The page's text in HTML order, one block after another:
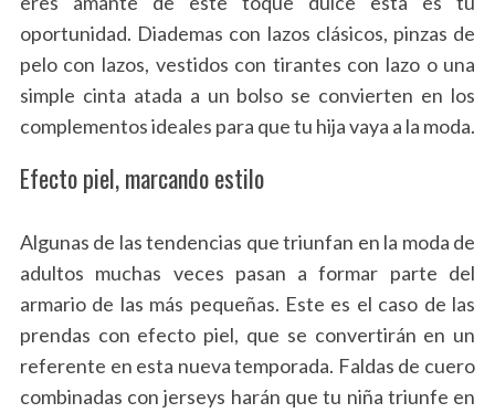
oportunidad. Diademas con lazos clásicos, pinzas de
pelo con lazos, vestidos con tirantes con lazo o una
simple cinta atada a un bolso se convierten en los
complementos ideales para que tu hija vaya a la moda.
Efecto piel, marcando estilo
Algunas de las tendencias que triunfan en la moda de
adultos muchas veces pasan a formar parte del
armario de las más pequeñas. Este es el caso de las
prendas con efecto piel, que se convertirán en un
referente en esta nueva temporada. Faldas de cuero
combinadas con jerseys harán que tu niña triunfe en